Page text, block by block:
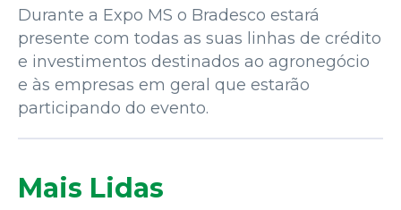
Durante a Expo MS o Bradesco estará
presente com todas as suas linhas de crédito
e investimentos destinados ao agronegócio
e às empresas em geral que estarão
participando do evento.
Mais Lidas